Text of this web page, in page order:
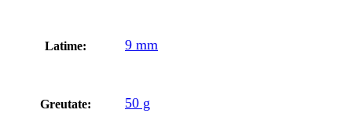
Latime: 9 mm
Greutate: 50 g